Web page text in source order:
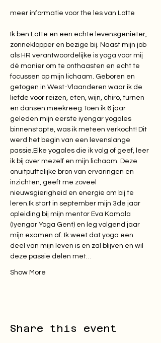
Ik ben Lotte en een echte levensgenieter,
zonneklopper en bezige bij. Naast mijn job
als HR verantwoordelijke is yoga voor mij
dé manier om te onthaasten en echt te
focussen op mijn lichaam. Geboren en
getogen in West-Vlaanderen waar ik de
liefde voor reizen, eten, wijn, chiro, turnen
en dansen meekreeg.Toen ik 6 jaar
geleden mijn eerste iyengar yogales
binnenstapte, was ik meteen verkocht! Dit
werd het begin van een levenslange
passie.Elke yogales die ik volg of geef, leer
ik bij over mezelf en mijn lichaam. Deze
onuitputtelijke bron van ervaringen en
inzichten, geeft me zoveel
nieuwsgierigheid en energie om bij te
leren.Ik start in september mijn 3de jaar
opleiding bij mijn mentor Eva Kamala
(Iyengar Yoga Gent) en leg volgend jaar
mijn examen af. Ik weet dat yoga een
deel van mijn leven is en zal blijven en wil
deze passie delen met…
Show More
Share this event